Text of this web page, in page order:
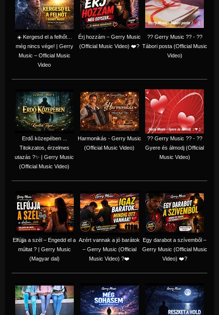
☀️ Kergesd el a felhőt…
még nincs vége! | Gerry
Music – Official Music
Video
Érj hozzám – Gerry Music
(Official Music Video) ❤️?
?? Gerry Music ?? - ??
Tábori posta (Official Music
Video)
Erdő közepében ...
Titokzatos, érzelmes
utazás ?✨ | Gerry Music
(Official Music Video)
Harmonikás - Gerry Music
(Official Music Video)
?? Gerry Music ?? - ??
Gyere és álmodj (Official
Music Video)
Elfújja a szél – Engedd el a
múltat ? | Gerry Music
(Magyar dal)
Azért vannak a jó barátok
– Gerry Music (Official
Music Video) ?❤️
Egy darabot a szívemből –
Gerry Music (Official Music
Video) ❤️?